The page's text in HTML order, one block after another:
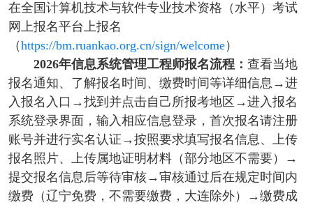
在全国计算机技术与软件专业技术资格（水平）考试
网上报名平台上报名
（https://bm.ruankao.org.cn/sign/welcome）
2026年信息系统管理工程师报名流程： 查看当地
报名通知、了解报名时间、缴费时间等详细信息→进
入报名入口→找到并点击自己所报考地区→进入报名
系统登录界面，输入相应信息登录，首次报名请注册
账号并进行实名认证→按照要求填写报名信息、上传
报名照片、上传属地证明材料（部分地区不需要）→
提交报名信息后等待审核→审核通过后在规定时间内
缴费（辽宁免费，不需要缴费，大连除外）→缴费成